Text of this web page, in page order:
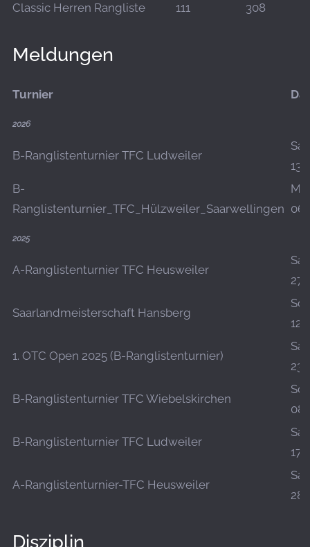
Classic Herren Rangliste 111 308
Meldungen
Turnier
2026
B-Ranglistenturnier TFC Ludweiler
Sa.,
B-
Ranglistenturnier_TFC_Hülzweiler_Saarwellingen
2025
A-Ranglistenturnier TFC Heusweiler
Sa.,
Saarlandmeisterschaft Hansberg
So.,
1. OTC Open 2025 (B-Ranglistenturnier)
Sa.,
B-Ranglistenturnier TFC Wiebelskirchen
So.,
B-Ranglistenturnier TFC Ludweiler
Sa.,
A-Ranglistenturnier-TFC Heusweiler
Sa.,
Disziplin